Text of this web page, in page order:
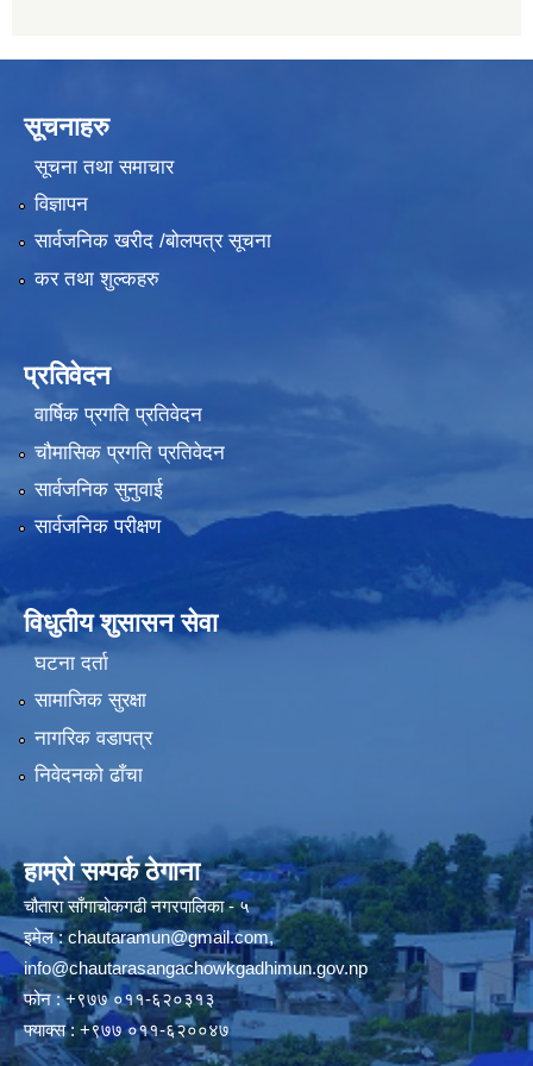
सूचनाहरु
सूचना तथा समाचार
विज्ञापन
सार्वजनिक खरीद /बोलपत्र सूचना
कर तथा शुल्कहरु
प्रतिवेदन
वार्षिक प्रगति प्रतिवेदन
चौमासिक प्रगति प्रतिवेदन
सार्वजनिक सुनुवाई
सार्वजनिक परीक्षण
विधुतीय शुसासन सेवा
घटना दर्ता
सामाजिक सुरक्षा
नागरिक वडापत्र
निवेदनको ढाँचा
हाम्रो सम्पर्क ठेगाना
चौतारा साँगाचोकगढी नगरपालिका - ५
इमेल :chautaramun@gmail.com,
info@chautarasangachowkgadhimun.gov.np
फोन : +९७७ ०११-६२०३१३
फ्याक्स : +९७७ ०११-६२००४७